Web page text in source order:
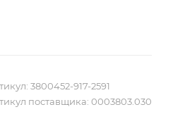
3800452-917-2591
поставщика: 0003803.030